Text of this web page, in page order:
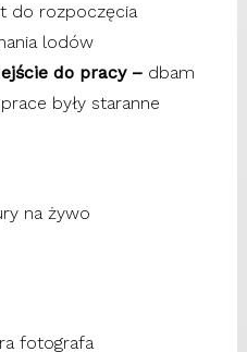
do rozpoczęcia
lodów
do pracy – dbam
były staranne